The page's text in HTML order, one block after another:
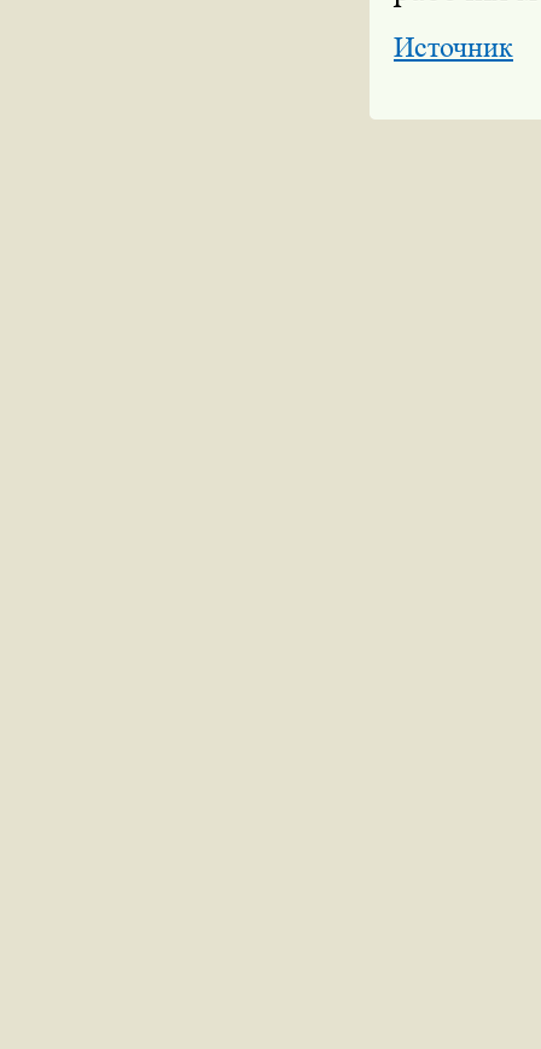
Источник